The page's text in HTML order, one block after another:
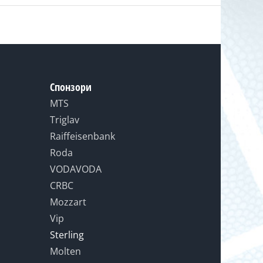
Спонзори
MTS
Triglav
Raiffeisenbank
Roda
VODAVODA
CRBC
Mozzart
Vip
Sterling
Molten